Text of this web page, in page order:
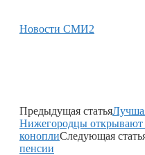
Новости СМИ2
Предыдущая статья
Нижегородцы открывают
коноплиСледующая
пенсии